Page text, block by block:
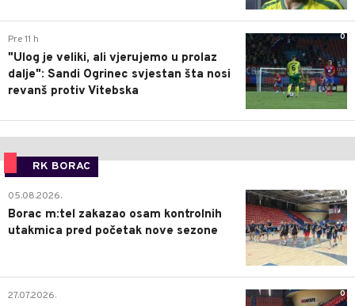
0
Pre 11 h
"Ulog je veliki, ali vjerujemo u prolaz
dalje": Sandi Ogrinec svjestan šta nosi
revanš protiv Vitebska
RK BORAC
0
05.08.2026.
Borac m:tel zakazao osam kontrolnih
utakmica pred početak nove sezone
0
27.07.2026.